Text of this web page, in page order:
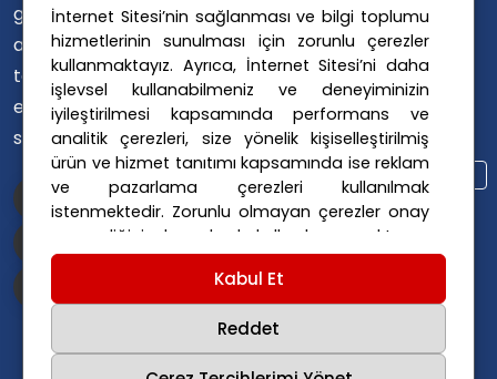
İnternet Sitesi’nin sağlanması ve bilgi toplumu
hizmetlerinin sunulması için zorunlu çerezler
kullanmaktayız. Ayrıca, İnternet Sitesi’ni daha
işlevsel kullanabilmeniz ve deneyiminizin
iyileştirilmesi kapsamında performans ve
analitik çerezleri, size yönelik kişiselleştirilmiş
ürün ve hizmet tanıtımı kapsamında ise reklam
ve pazarlama çerezleri kullanılmak
istenmektedir. Zorunlu olmayan çerezler onay
vermediğiniz durumlarda kullanılmayacaktır.
Ayarlarınız 365 gün saklanır.
veGizlilik Politikasıiçin linklere tıklayınız.
Kabul Et
Reddet
gündemini
ana dillerinde
takip
etmelerini
sağlıyoruz.
Avusturya Suç Haberleri
Avusturya Trafik Haberleri
Donald Trump
FPÖ
Graz Okul Saldırısı
Internet Dolandırıcılığı
Itfaiye Müdahalesi
Viyana Polisi
Viyana Suç Haberleri